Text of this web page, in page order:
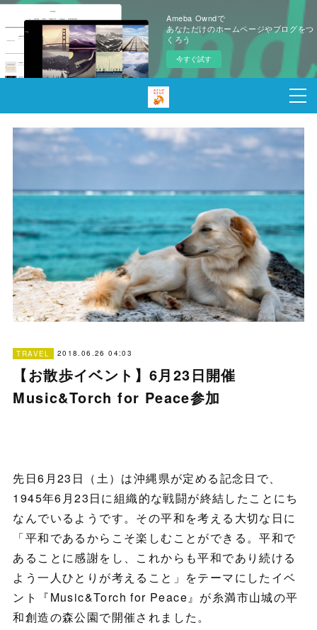
Ameba Owndで
あなただけのホームページやブログをつ
くろう
今すぐ試す
TRAVEL 2018.06.26 04:03
【お散歩イベント】6月23日開催
Music&Torch for Peace参加
先日6月23日（土）は沖縄県が定める記念日で、
1945年6月23日に組織的な戦闘が終結したことにち
なんでいるようです。その平和を考える大切な日に
「平和であるからこそ楽しむことができる。平和で
あることに感謝をし、これからも平和であり続ける
よう一人ひとりが考えること」をテーマにしたイベ
ント『Music&Torch for Peace』が糸満市山城の平
和創造の森公園で開催されました。